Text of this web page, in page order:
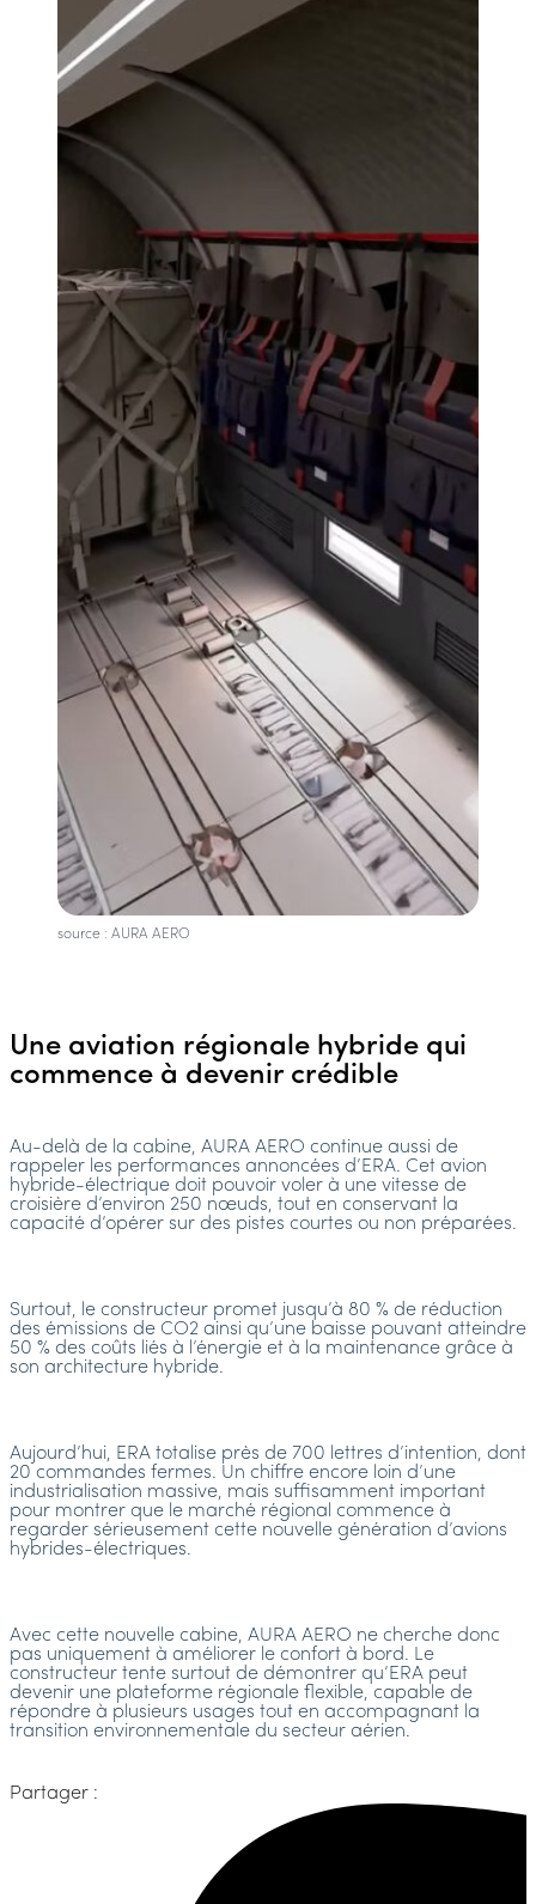
source : AURA AERO
Une aviation régionale hybride qui
commence à devenir crédible
Au-delà de la cabine, AURA AERO continue aussi de
rappeler les performances annoncées d’ERA. Cet avion
hybride-électrique doit pouvoir voler à une vitesse de
croisière d’environ 250 nœuds, tout en conservant la
capacité d’opérer sur des pistes courtes ou non préparées.
Surtout, le constructeur promet jusqu’à 80 % de réduction
des émissions de CO2 ainsi qu’une baisse pouvant atteindre
50 % des coûts liés à l’énergie et à la maintenance grâce à
son architecture hybride.
Aujourd’hui, ERA totalise près de 700 lettres d’intention, dont
20 commandes fermes. Un chiffre encore loin d’une
industrialisation massive, mais suffisamment important
pour montrer que le marché régional commence à
regarder sérieusement cette nouvelle génération d’avions
hybrides-électriques.
Avec cette nouvelle cabine, AURA AERO ne cherche donc
pas uniquement à améliorer le confort à bord. Le
constructeur tente surtout de démontrer qu’ERA peut
devenir une plateforme régionale flexible, capable de
répondre à plusieurs usages tout en accompagnant la
transition environnementale du secteur aérien.
Partager :